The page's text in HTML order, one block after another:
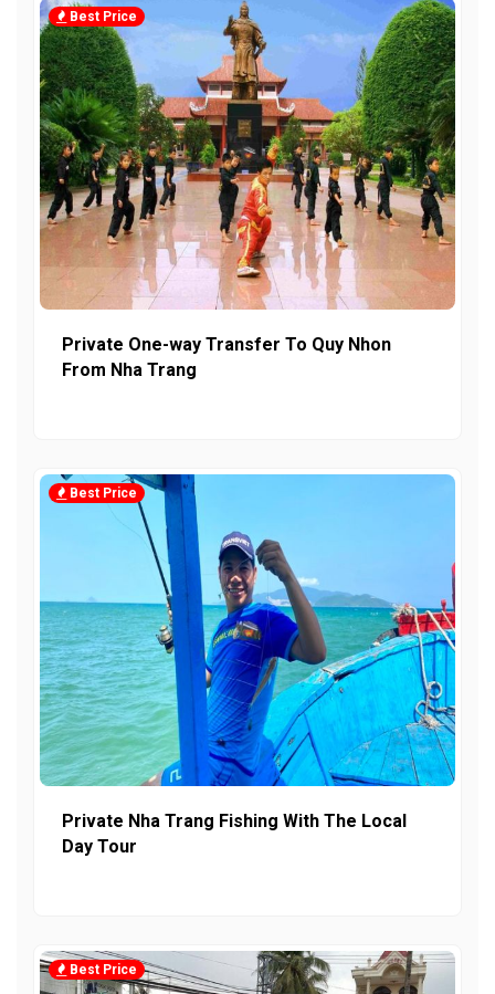
Best Price
Private One-way Transfer To Quy Nhon
From Nha Trang
Best Price
Private Nha Trang Fishing With The Local
Day Tour
Best Price